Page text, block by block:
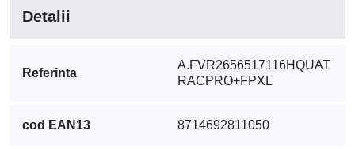
Detalii
Referinta
A.FVR2656517116HQUAT
RACPRO+FPXL
cod EAN13 8714692811050